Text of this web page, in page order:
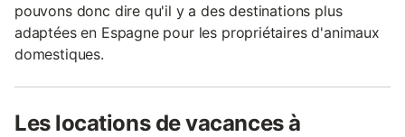
pouvons donc dire qu'il y a des destinations plus
adaptées en Espagne pour les propriétaires d'animaux
domestiques.
Les locations de vacances à